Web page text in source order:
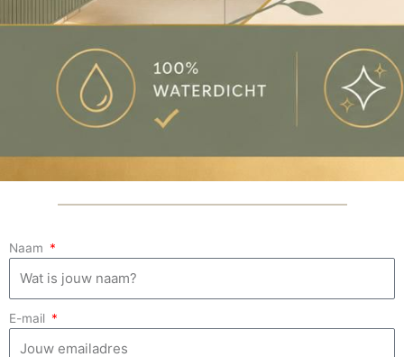
Naam
E-mail